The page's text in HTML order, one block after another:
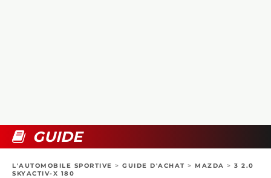
BOUTIQUE
GUIDE
L'AUTOMOBILE SPORTIVE > GUIDE D'ACHAT > MAZDA > 3 2.0
SKYACTIV-X 180